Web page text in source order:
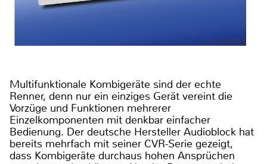
Multifunktionale Kombigeräte sind der echte
Renner, denn nur ein einziges Gerät vereint die
Vorzüge und Funktionen mehrerer
Einzelkomponenten mit denkbar einfacher
Bedienung. Der deutsche Hersteller Audioblock hat
bereits mehrfach mit seiner CVR-Serie gezeigt,
dass Kombigeräte durchaus hohen Ansprüchen